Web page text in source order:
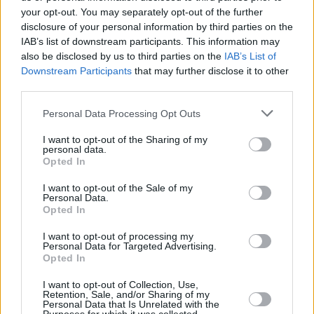
your opt-out. You may separately opt-out of the further
disclosure of your personal information by third parties on the
IAB’s list of downstream participants. This information may
also be disclosed by us to third parties on the IAB’s List of
Downstream Participants that may further disclose it to other
Please note that this website/app uses one or more Google
not limited to your visit or usage behaviour. You may click to
grant or deny consent to Google and its third-party tags to
use your data for below specified purposes in below Google
consent section.
Personal Data Processing Opt Outs
I want to opt-out of the Sharing of my
personal data.
Opted In
I want to opt-out of the Sale of my
Personal Data.
Opted In
I want to opt-out of processing my
Personal Data for Targeted Advertising.
Opted In
I want to opt-out of Collection, Use,
Retention, Sale, and/or Sharing of my
Personal Data that Is Unrelated with the
espresso la speranza che le autorità esaminino quanto
accaduto.
La rivalità traCFR Cluj e l’Universitatea Cluj è da decenni
un problema nella città transilvana popolata da decine di
migliaia di ungheresi La rivalità non ha un aspetto etnico, ma
il CFR ha tifosi ungheresi che diventano regolarmente vittime